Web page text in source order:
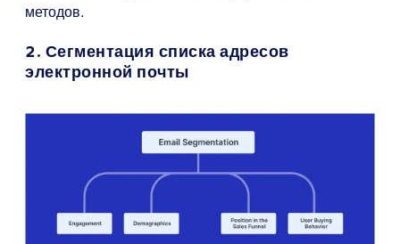
методов.
2. Сегментация списка адресов
электронной почты